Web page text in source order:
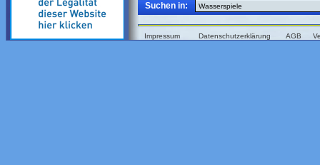
Suchen in:
Impressum Datenschutzerklärung AGB